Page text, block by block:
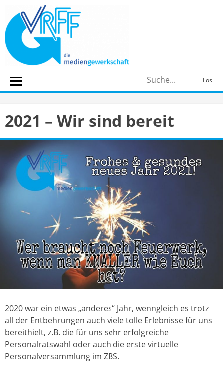
content
Los
2021 – Wir sind bereit
2020 war ein etwas „anderes“ Jahr, wenngleich es trotz
all der Entbehrungen auch viele tolle Erlebnisse für uns
bereithielt, z.B. die für uns sehr erfolgreiche
Personalratswahl oder auch die erste virtuelle
Personalversammlung im ZBS.